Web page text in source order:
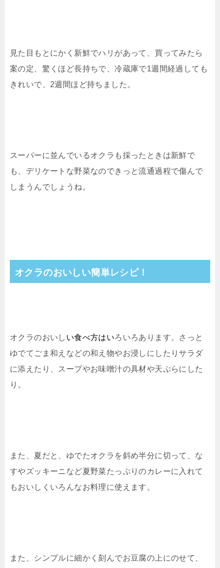
見た目もとにかく新鮮でハリがあって、買ってみたら
案の定、驚くほど長持ちで、冷蔵庫で1週間経過しても
きれいで、2週間ほど持ちました。
スーパーに並んでいるオクラも採ったときは新鮮で
も、デリケートな野菜なのできっと流通過程で傷んで
しまうんでしょうね。
オクラのおいしい簡単レシピ！
オクラのおいし い食べ方はいろいろあります。さっと
ゆでてごま和えなどの和え物やお浸しにしたりサラダ
に添えたり、スープやお味噌汁の具材や天ぷらにした
り。
また、夏だと、ゆでたオクラを斜め半分に切って、な
すやズッキーニなど夏野菜たっぷりのカレーに入れて
もおいしくいろんなお料理に使えます。
また、シンプルに細かく刻んでお豆腐の上にのせて、